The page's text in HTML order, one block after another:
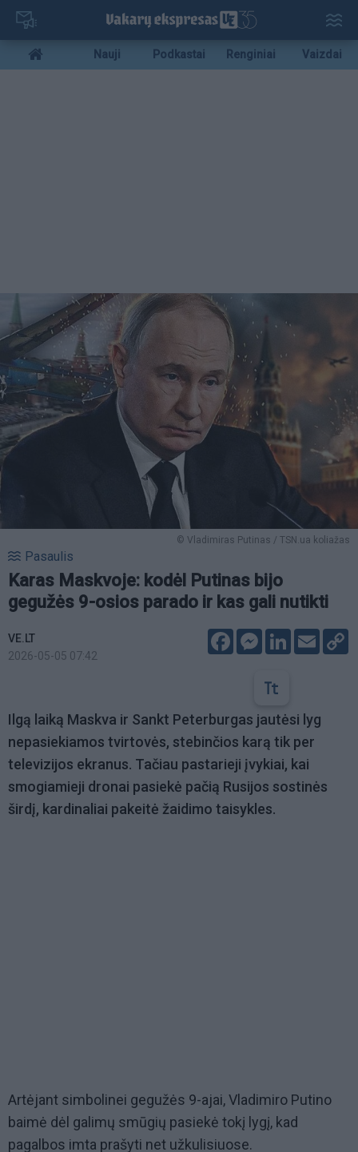
Pereiti
pagrindinį
turinį
Mobile
menu
Nauji Podkastai Renginiai Vaizdai
© Vladimiras Putinas / TSN.ua koliažas
Pasaulis
Karas Maskvoje: kodėl Putinas bijo
gegužės 9-osios parado ir kas gali nutikti
VE.LT
2026-05-05 07:42
FacebookMessenger
LinkedIn
Email
Ilgą laiką Maskva ir Sankt Peterburgas jautėsi lyg
nepasiekiamos tvirtovės, stebinčios karą tik per
televizijos ekranus. Tačiau pastarieji įvykiai, kai
smogiamieji dronai pasiekė pačią Rusijos sostinės
širdį, kardinaliai pakeitė žaidimo taisykles.
Artėjant simbolinei gegužės 9-ajai, Vladimiro Putino
baimė dėl galimų smūgių pasiekė tokį lygį, kad
pagalbos imta prašyti net užkulisiuose.